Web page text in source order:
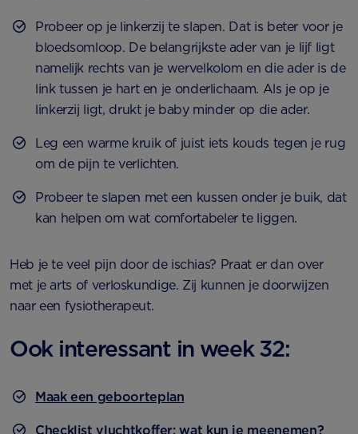
Probeer op je linkerzij te slapen. Dat is beter voor je
bloedsomloop. De belangrijkste ader van je lijf ligt
namelijk rechts van je wervelkolom en die ader is de
link tussen je hart en je onderlichaam. Als je op je
linkerzij ligt, drukt je baby minder op die ader.
Leg een warme kruik of juist iets kouds tegen je rug
om de pijn te verlichten.
Probeer te slapen met een kussen onder je buik, dat
kan helpen om wat comfortabeler te liggen.
Heb je te veel pijn door de ischias? Praat er dan over
met je arts of verloskundige. Zij kunnen je doorwijzen
naar een fysiotherapeut.
Ook interessant in week 32:
Maak een geboorteplan
Checklist vluchtkoffer: wat kun je meenemen?